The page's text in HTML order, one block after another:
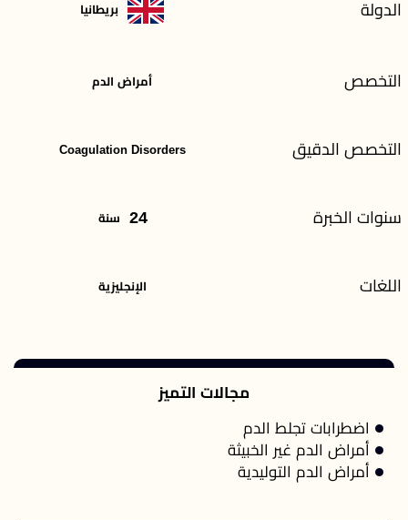
الدولة بريطانيا
التخصص أمراض الدم
التخصص الدقيق Coagulation Disorders
سنوات الخبرة 24 سنة
اللغات الإنجليزية
مجالات التميز
اضطرابات تجلط الدم
أمراض الدم غير الخبيثة
أمراض الدم التوليدية